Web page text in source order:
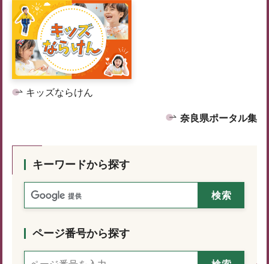
キッズならけん
奈良県ポータル集
キーワードから探す
ページ番号から探す